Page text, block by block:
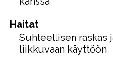
Haitat
Suhteellisen raskas
liikkuvaan käyttöön